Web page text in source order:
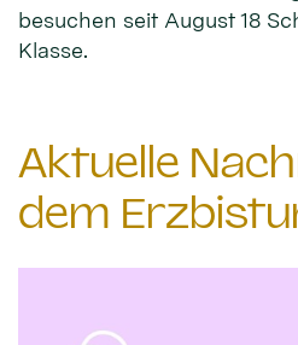
besuchen seit August 18
Klasse.
Aktuelle
dem